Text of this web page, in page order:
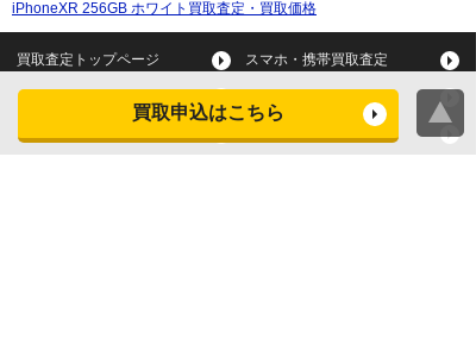
買取申込はこちら
iPhoneXR 256GB ホワイト買取査定・買取価格
買取査定トップページ スマホ・携帯買取査定
タブレット買取査定
スマートウォッチ買取査定